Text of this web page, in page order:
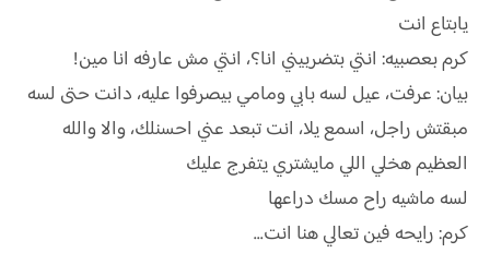
يابتاع انت
كرم بعصبيه: انتي بتضربيني انا؟، انتي مش عارفه انا مين!
بيان: عرفت، عيل لسه بابي ومامي بيصرفوا عليه، دانت حتى لسه
مبقتش راجل، اسمع يلا، انت تبعد عني احسنلك، والا والله
العظيم هخلي اللي مايشتري يتفرج عليك
لسه ماشيه راح مسك دراعها
كرم: رايحه فين تعالي هنا انت...